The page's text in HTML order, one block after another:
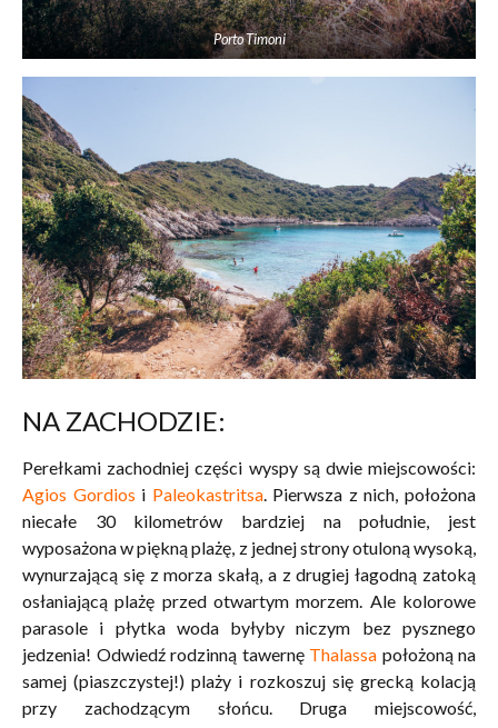
Porto Timoni
NA ZACHODZIE:
Perełkami zachodniej części wyspy są dwie miejscowości:
Agios Gordios i Paleokastritsa. Pierwsza z nich, położona
niecałe 30 kilometrów bardziej na południe, jest
wyposażona w piękną plażę, z jednej strony otuloną wysoką,
wynurzającą się z morza skałą, a z drugiej łagodną zatoką
osłaniającą plażę przed otwartym morzem. Ale kolorowe
parasole i płytka woda byłyby niczym bez pysznego
jedzenia! Odwiedź rodzinną tawernę Thalassa położoną na
samej (piaszczystej!) plaży i rozkoszuj się grecką kolacją
przy zachodzącym słońcu. Druga miejscowość,